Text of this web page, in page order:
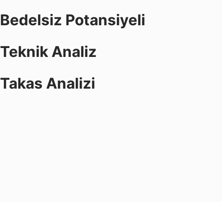
Bedelsiz Potansiyeli
Teknik Analiz
Takas Analizi